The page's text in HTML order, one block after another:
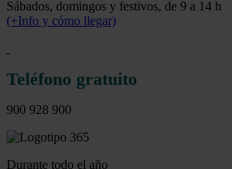
Sábados, domingos y festivos, de 9 a 14 h
(+Info y cómo llegar)
Teléfono gratuito
900 928 900
Durante todo el año